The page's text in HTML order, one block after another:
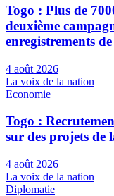
Togo : Plus de
deuxième
enregistrements de
4 août 2026
La voix de la nation
Economie
Togo :
sur des projets de
4 août 2026
La voix de la nation
Diplomatie